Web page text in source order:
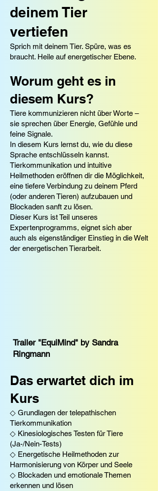
deinem Tier
vertiefen
Sprich mit deinem Tier. Spüre, was es
braucht. Heile auf energetischer Ebene.
Worum geht es in
diesem Kurs?
Tiere kommunizieren nicht über Worte –
sie sprechen über Energie, Gefühle und
feine Signale.
In diesem Kurs lernst du, wie du diese
Sprache entschlüsseln kannst.
Tierkommunikation und intuitive
Heilmethoden eröffnen dir die Möglichkeit,
eine tiefere Verbindung zu deinem Pferd
(oder anderen Tieren) aufzubauen und
Blockaden sanft zu lösen.
Dieser Kurs ist Teil unseres
Expertenprogramms, eignet sich aber
auch als eigenständiger Einstieg in die Welt
der energetischen Tierarbeit.
Trailer "EquiMind" by Sandra
Ringmann
Das erwartet dich im
Kurs
◇ Grundlagen der telepathischen
Tierkommunikation
◇ Kinesiologisches Testen für Tiere
(Ja-/Nein-Tests)
◇ Energetische Heilmethoden zur
Harmonisierung von Körper und Seele
◇ Blockaden und emotionale Themen
erkennen und lösen